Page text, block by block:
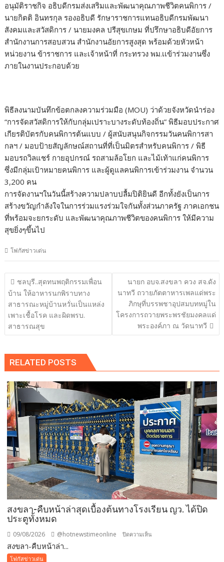
อนุมัติราชกิจ อธิบดีกรมส่งเสริมและพัฒนาคุณภาพชีวิตคนพิการ /
นายกิตติ อินทรกุล รองอธิบดี รักษาราชการแทนอธิบดีกรมพัฒนา
สังคมและสวัสดิการ / นายมงคล ปรีสุขเกษม ที่ปรึกษาอธิบดีอัยการ
สำนักงานการสอบสวน สำนักงานอัยการสูงสุด พร้อมด้วยหัวหน้า
หน่วยงาน ข้าราชการ และเจ้าหน้าที่ กระทรวง พม.เเข้าร่วมงานซึ่ง
ภายในงานประกอบด้วย
พิธีลงนามบันทึกข้อตกลงความร่วมมือ (MOU) ว่าด้วยจังหวัดนำร่อง
“การจัดสวัสดิการให้กับกลุ่มเปราะบางระดับท้องถิ่น” พิธีมอบประกาศ
เกียรติบัตรกับคนพิการต้นแบบ / ผู้สนับสนุนกิจกรรมวันคนพิการสา
กลฯ / มอบป้ายสัญลักษณ์สถานที่ที่เป็นมิตรสำหรับคนพิการ / พิธี
มอบรถวิลแชร์ กายอุปกรณ์ รถสามล้อโยก และไม้เท้าแก่คนพิการ
ซึ่งมีกลุ่มเป้าหมายคนพิการ และผู้ดูแลคนพิการเข้าร่วมงาน จำนวน
3,200 คน
การจัดงานฯในวันนี้สร้างความปลาบปลื้มปิติยินดี อีกทั้งยังเป็นการ
สร้างขวัญกำลังใจในการร่วมแรงร่วมใจกันทั้งส่วนภาครัฐ ภาคเอกชน
ที่พร้อมจะยกระดับ และพัฒนาคุณภาพชีวิตของคนพิการ ให้มีความ
สุขยิ่งๆขึ้นไป
โฟกัสข่าวเด่น
แนะแนว
เรื่อง
ชลบุรี..สุดทนพฤติกรรมเพื่อน
บ้าน ให้อาหารนกพิราบทาง
สาธารณะหมู่บ้านหวั่นเป็นแหล่ง
เพาะเชื้อโรค และผิดพรบ.
สาธารณสุข
นายก อบจ.สงขลา ควง สจ.ดัง
นาทวี ถวายภัตตาหารเพลแด่พระ
ภิกษุที่บรรพชาอุปสมบทหมู่ใน
โครงการถวายพระพรชัยมงคลแด่
พระองค์ภา ณ วัดนาทวี
RELATED POSTS
สงขลา-คืบหน้าล่าสุดเบื้องต้นทางโรงเรียน ญว. ได้ปิด
ประตูทั้งหมด
09/08/2026 @hotnewstimeonline ปิดความเห็น
สงขลา-คืบหน้าล่า...
โฟกัสข่าวเด่น